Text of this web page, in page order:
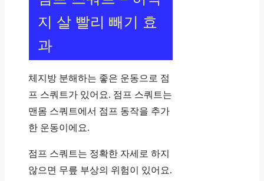
지 살 빨리 빼기 효
과
체지방 분해하는 좋은 운동으로 점
프 스쿼트가 있어요. 점프 스쿼트는
맨몸 스쿼트에서 점프 동작을 추가
한 운동이에요.
점프 스쿼트는 정확한 자세로 하지
않으면 무릎 부상의 위험이 있어요.